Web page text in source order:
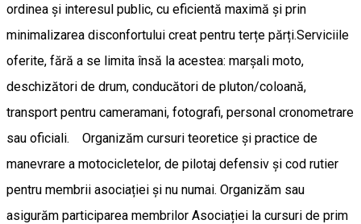
ordinea și interesul public, cu eficientă maximă și prin
minimalizarea disconfortului creat pentru terțe părți.Serviciile
oferite, fără a se limita însă la acestea: marșali moto,
deschizători de drum, conducători de pluton/coloană,
transport pentru cameramani, fotografi, personal cronometrare
sau oficiali. Organizăm cursuri teoretice și practice de
manevrare a motocicletelor, de pilotaj defensiv și cod rutier
pentru membrii asociației și nu numai. Organizăm sau
asigurăm participarea membrilor Asociației la cursuri de prim